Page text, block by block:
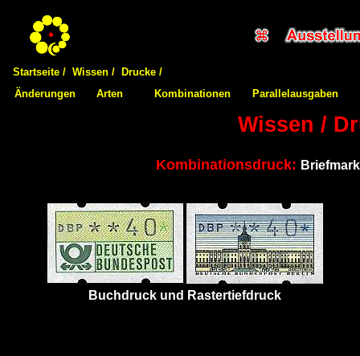
Startseite / Wissen /
Drucke /
Änderungen
Arten Kombinationen Parallelausgaben
Wissen /
Kombinationsdruck:
Buchdruck und Rastertiefdruck